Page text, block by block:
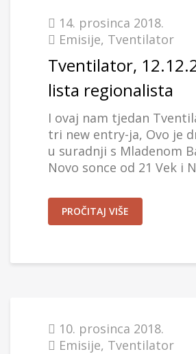
14. prosinca 2018.
Emisije, Tventilator
Tventilator,
lista regionalista
I ovaj nam tjedan
tri new entry-ja, Ovo je
u suradnji s Mladenom
Novo sonce od 21 Vek i
PROČITAJ VIŠE
10. prosinca 2018.
Emisije, Tventilator